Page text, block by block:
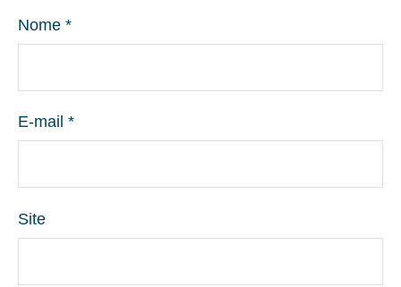
Nome *
E-mail *
Site